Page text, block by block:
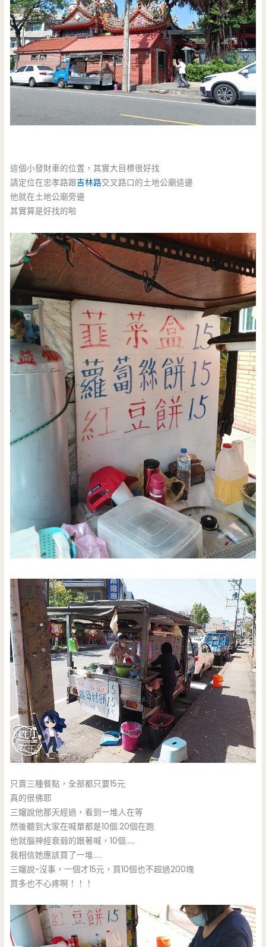
這個小發財車的位置，其實大目標很好找
請定位在忠孝路跟吉林路交叉路口的土地公廟這邊
他就在土地公廟旁邊
其實算是好找的啦
只賣三種餐點，全部都只要15元
真的很佛耶
三嬸說他那天經過，看到一堆人在等
然後聽到大家在喊單都是10個.20個在跑
他就腦神經衰弱的跟著喊，10個…..
我相信她應該買了一堆…..
三嬸說~沒事，一個才15元，買10個也不超過200塊
買多也不心疼啊！！！